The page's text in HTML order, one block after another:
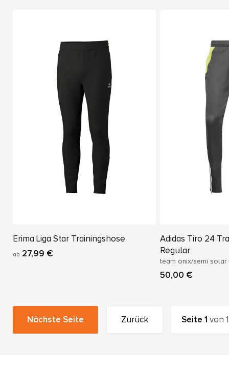
Erima Liga Star Trainingshose
ab 27,99 €
Adidas Tiro 24
Regular
team onix/semi
50,00 €
Nächste Seite Zurück Seite1 von1